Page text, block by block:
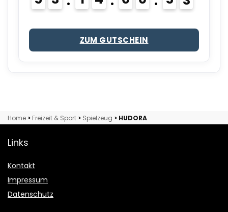
ZUM GUTSCHEIN
Home > Freizeit & Sport > Spielzeug > HUDORA
Links
Kontakt
Impressum
Datenschutz